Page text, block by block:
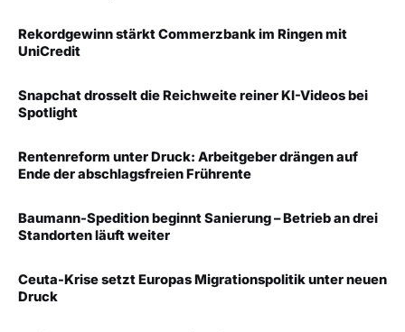
Rekordgewinn stärkt Commerzbank im Ringen mit
UniCredit
Snapchat drosselt die Reichweite reiner KI-Videos bei
Spotlight
Rentenreform unter Druck: Arbeitgeber drängen auf
Ende der abschlagsfreien Frührente
Baumann-Spedition beginnt Sanierung – Betrieb an drei
Standorten läuft weiter
Ceuta-Krise setzt Europas Migrationspolitik unter neuen
Druck